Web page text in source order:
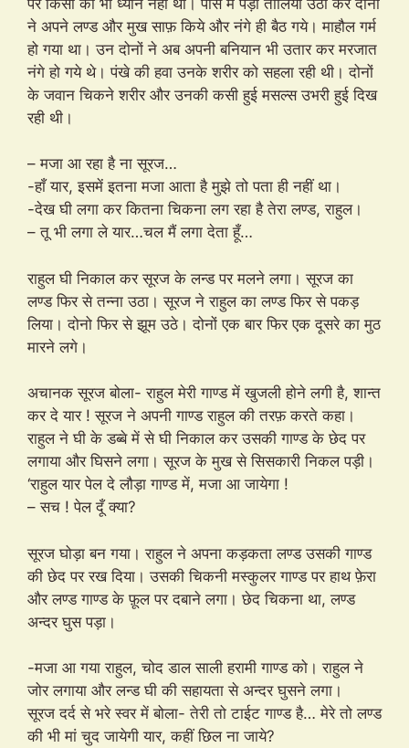
ने अपने लण्ड और मुख साफ़ किये और नंगे ही बैठ गये। माहौल गर्म
हो गया था। उन दोनों ने अब अपनी बनियान भी उतार कर मरजात
नंगे हो गये थे। पंखे की हवा उनके शरीर को सहला रही थी। दोनों
के जवान चिकने शरीर और उनकी कसी हुई मसल्स उभरी हुई दिख
रही थी।
– मजा आ रहा है ना सूरज…
-हाँ यार, इसमें इतना मजा आता है मुझे तो पता ही नहीं था।
-देख घी लगा कर कितना चिकना लग रहा है तेरा लण्ड, राहुल।
– तू भी लगा ले यार…चल मैं लगा देता हूँ…
राहुल घी निकाल कर सूरज के लन्ड पर मलने लगा। सूरज का
लण्ड फिर से तन्ना उठा। सूरज ने राहुल का लण्ड फिर से पकड़
लिया। दोनो फिर से झूम उठे। दोनों एक बार फिर एक दूसरे का मुठ
मारने लगे।
अचानक सूरज बोला- राहुल मेरी गाण्ड में खुजली होने लगी है, शान्त
कर दे यार ! सूरज ने अपनी गाण्ड राहुल की तरफ़ करते कहा।
राहुल ने घी के डब्बे में से घी निकाल कर उसकी गाण्ड के छेद पर
लगाया और घिसने लगा। सूरज के मुख से सिसकारी निकल पड़ी।
‘राहुल यार पेल दे लौड़ा गाण्ड में, मजा आ जायेगा !
– सच ! पेल दूँ क्या?
सूरज घोड़ा बन गया। राहुल ने अपना कड़कता लण्ड उसकी गाण्ड
की छेद पर रख दिया। उसकी चिकनी मस्कुलर गाण्ड पर हाथ फ़ेरा
और लण्ड गाण्ड के फ़ूल पर दबाने लगा। छेद चिकना था, लण्ड
अन्दर घुस पड़ा।
-मजा आ गया राहुल, चोद डाल साली हरामी गाण्ड को। राहुल ने
जोर लगाया और लन्ड घी की सहायता से अन्दर घुसने लगा।
सूरज दर्द से भरे स्वर में बोला- तेरी तो टाईट गाण्ड है… मेरे तो लण्ड
की भी मां चुद जायेगी यार, कहीं छिल ना जाये?